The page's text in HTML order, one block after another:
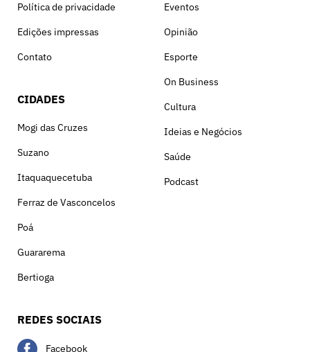
Política de privacidade
Edições impressas
Contato
CIDADES
Mogi das Cruzes
Suzano
Itaquaquecetuba
Ferraz de Vasconcelos
Poá
Guararema
Bertioga
Eventos
Opinião
Esporte
On Business
Cultura
Ideias e Negócios
Saúde
Podcast
REDES SOCIAIS
Facebook